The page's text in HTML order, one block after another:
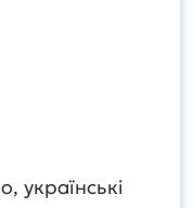
українські